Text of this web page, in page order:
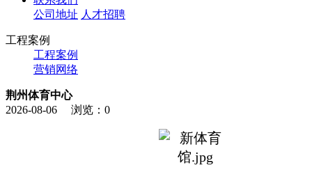
公司地址 人才招聘
工程案例
工程案例
营销网络
荆州体育中心
2026-08-06
浏览： 0